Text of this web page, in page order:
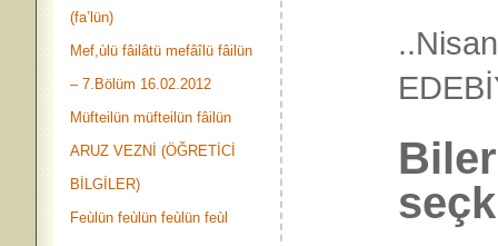
(fa’lün)
Mef,ùlü fâilâtü mefâîlü fâilün
– 7.Bölüm 16.02.2012
Müfteilün müfteilün fâilün
ARUZ VEZNİ (ÖĞRETİCİ
BİLGİLER)
Feùlün feùlün feùlün feùl